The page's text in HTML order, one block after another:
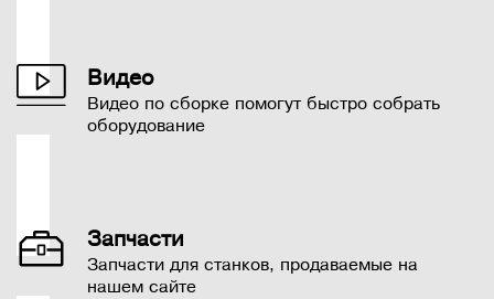
Видео
Видео по сборке помогут быстро собрать
оборудование
Запчасти
Запчасти для станков, продаваемые на
нашем сайте